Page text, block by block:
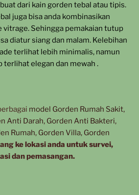
dari kain gorden tebal atau tipis.
juga bisa anda kombinasikan
vitrage. Sehingga pemakaian tutup
diatur siang dan malam. Kelebihan
terlihat lebih minimalis, namun
terlihat elegan dan mewah .
model Gorden Rumah Sakit,
Anti Darah, Gorden Anti Bakteri,
Rumah, Gorden Villa, Gorden
ke lokasi anda untuk survei,
dan pemasangan.